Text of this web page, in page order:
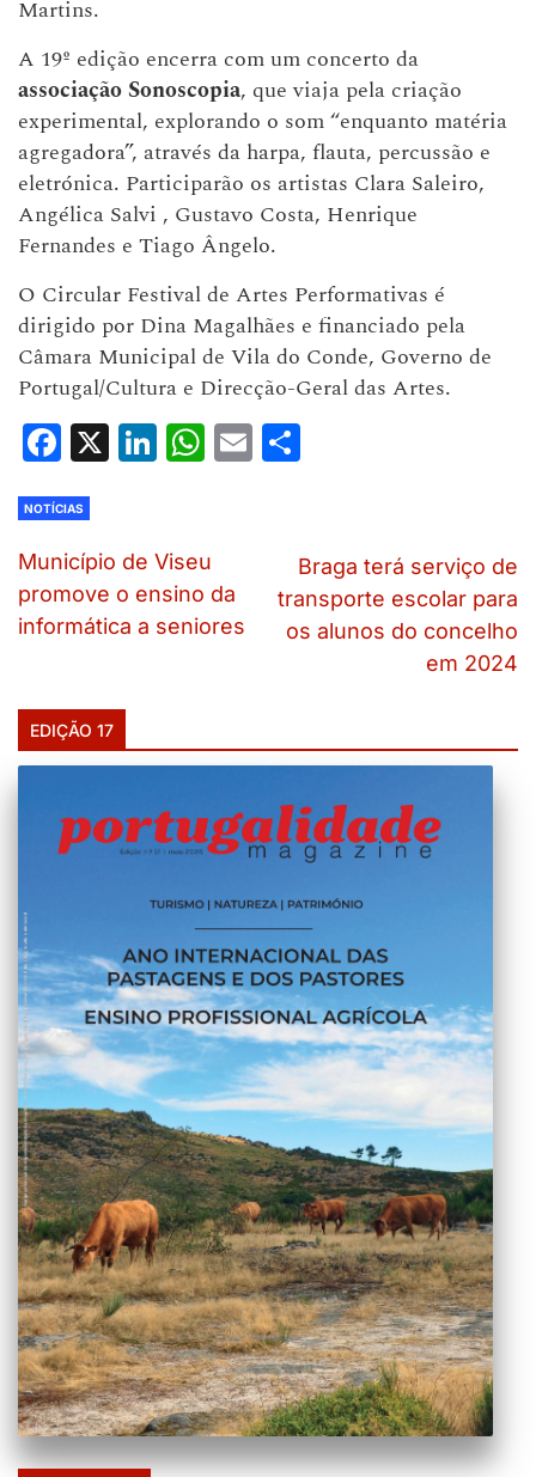
Martins.
A 19º edição encerra com um concerto da
associação Sonoscopia, que viaja pela criação
experimental, explorando o som “enquanto matéria
agregadora”, através da harpa, flauta, percussão e
eletrónica. Participarão os artistas Clara Saleiro,
Angélica Salvi , Gustavo Costa, Henrique
Fernandes e Tiago Ângelo.
O Circular Festival de Artes Performativas é
dirigido por Dina Magalhães e financiado pela
Câmara Municipal de Vila do Conde, Governo de
Portugal/Cultura e Direcção-Geral das Artes.
Facebook
X LinkedIn
WhatsApp
Email
NOTÍCIAS
Município de Viseu
promove o ensino da
informática a seniores
Braga terá serviço de
transporte escolar para
os alunos do concelho
em 2024
EDIÇÃO 17